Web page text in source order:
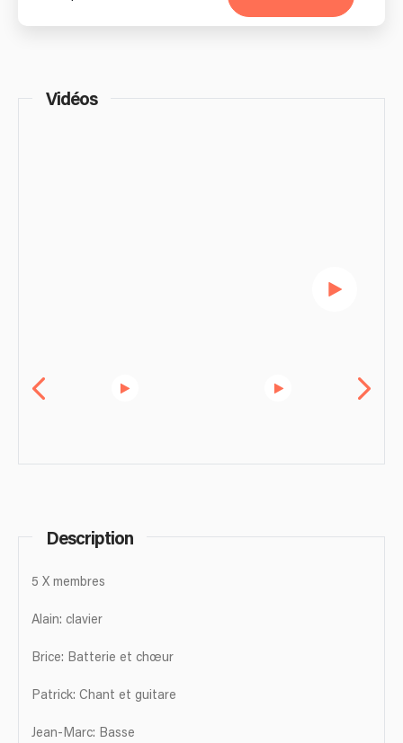
Vidéos
Description
5 X membres
Alain: clavier
Brice: Batterie et chœur
Patrick: Chant et guitare
Jean-Marc: Basse